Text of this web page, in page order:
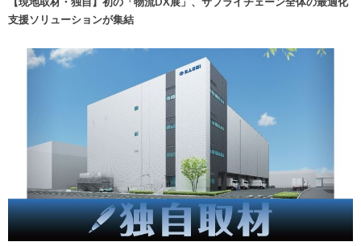
支援ソリューションが集結